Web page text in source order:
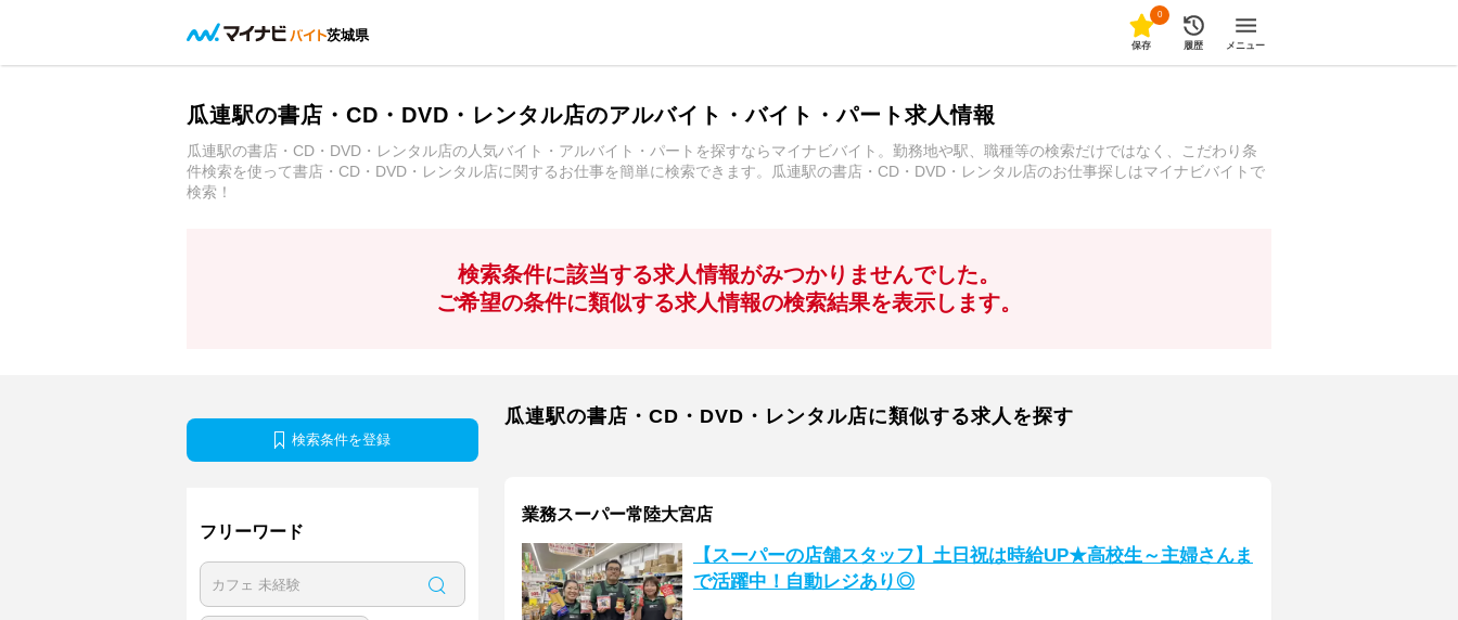
茨城県
0
保存 履歴 メニュー
瓜連駅の書店・CD・DVD・レンタル店のアルバイト・バイト・パート求人情報
瓜連駅の書店・CD・DVD・レンタル店の人気バイト・アルバイト・パートを探すならマイナビバイト。勤務地や駅、職種等の検索だけではなく、こだわり条
件検索を使って書店・CD・DVD・レンタル店に関するお仕事を簡単に検索できます。瓜連駅の書店・CD・DVD・レンタル店のお仕事探しはマイナビバイトで
検索！
検索条件に該当する求人情報がみつかりませんでした。
ご希望の条件に類似する求人情報の検索結果を表示します。
検索条件を登録
フリーワード
瓜連駅の書店・CD・DVD・レンタル店に類似する求人を探す
業務スーパー常陸大宮店
【スーパーの店舗スタッフ】土日祝は時給UP★高校生～主婦さんま
で活躍中！自動レジあり◎